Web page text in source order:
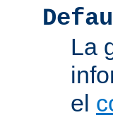
La
el